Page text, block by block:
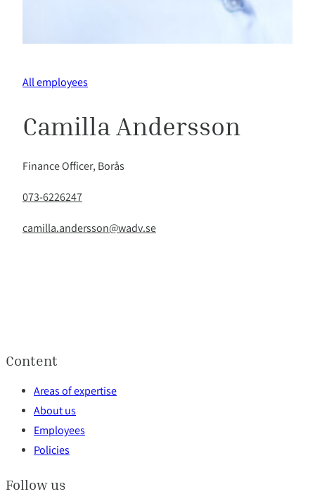
All employees
Camilla Andersson
Finance Officer, Borås
073-6226247
camilla.andersson@wadv.se
Content
Areas of expertise
About us
Employees
Policies
Follow us